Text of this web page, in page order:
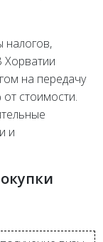
налогов,
Хорватии
на передачу
стоимости.
и